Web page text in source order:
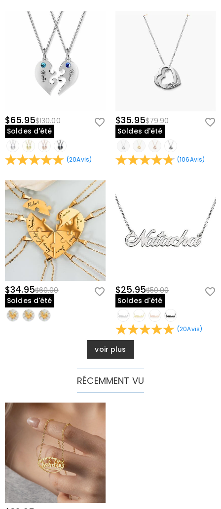
$65.95$130.00
Soldes d'été
(20Avis)
$35.95$79.90
Soldes d'été
(106Avis)
$34.95$60.00
Soldes d'été
$25.95$50.00
Soldes d'été
(20Avis)
voir plus
RÉCEMMENT VU